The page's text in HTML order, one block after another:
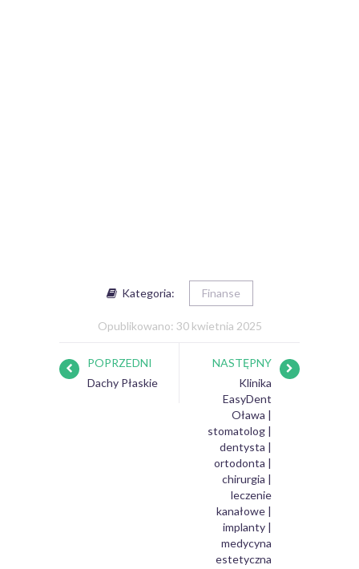
Kategoria: Finanse
Opublikowano: 30 kwietnia 2025
POPRZEDNI
Dachy Płaskie
NASTĘPNY
Klinika
EasyDent
Oława |
stomatolog |
dentysta |
ortodonta |
chirurgia |
leczenie
kanałowe |
implanty |
medycyna
estetyczna